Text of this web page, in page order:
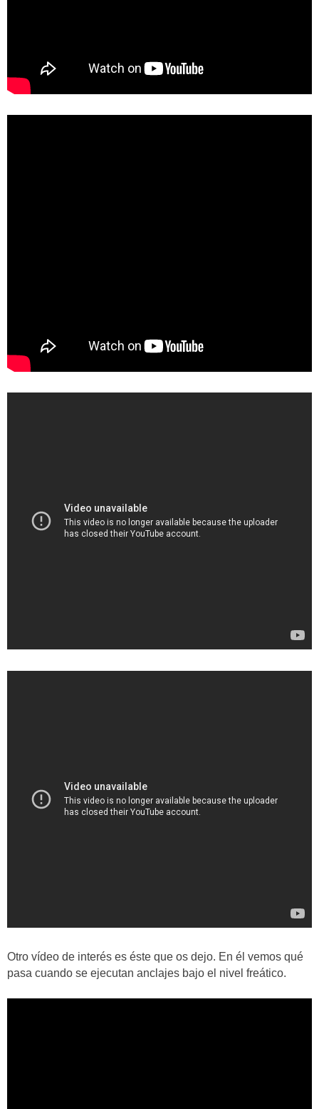
Otro vídeo de interés es éste que os dejo. En él vemos qué
pasa cuando se ejecutan anclajes bajo el nivel freático.